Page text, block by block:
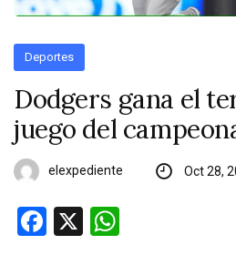
Deportes
Dodgers gana el
juego del
elexpediente Oct 28,
Facebook
X